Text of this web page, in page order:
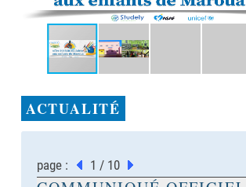
ACTUALITÉ
page : 1 / 10